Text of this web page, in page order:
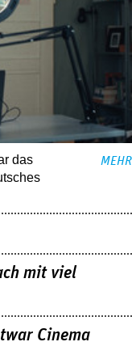
das
MEHR
mit viel
Cinema